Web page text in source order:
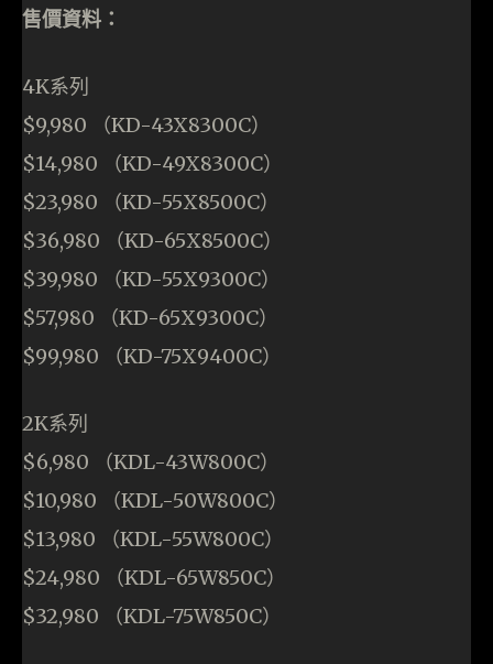
售價資料：
4K系列
$9,980 （KD-43X8300C）
$14,980 （KD-49X8300C）
$23,980 （KD-55X8500C）
$36,980 （KD-65X8500C）
$39,980 （KD-55X9300C）
$57,980 （KD-65X9300C）
$99,980 （KD-75X9400C）
2K系列
$6,980 （KDL-43W800C）
$10,980 （KDL-50W800C）
$13,980 （KDL-55W800C）
$24,980 （KDL-65W850C）
$32,980 （KDL-75W850C）